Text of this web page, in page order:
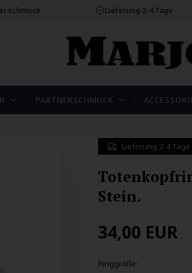
schmuck Lieferung 2-4 Tage
PARTNERSCHMUCK
Lieferung 2-4 Tage
Stein.
34,00 EUR
Ringgröße: